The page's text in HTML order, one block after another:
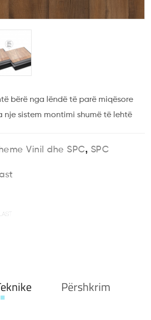
bërë nga lëndë të parë miqësore
nje sistem montimi shumë të lehtë
Vinil dhe SPC, SPC
Përshkrim